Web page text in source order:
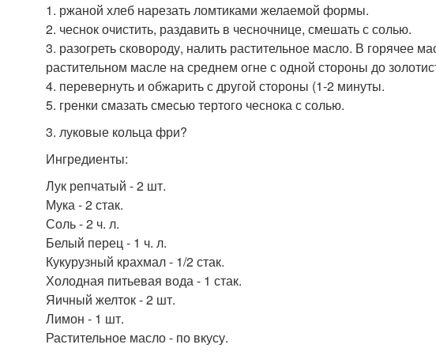
1. ржаной хлеб нарезать ломтиками желаемой формы.
2. чеснок очистить, раздавить в чесночнице, смешать с солью.
3. разогреть сковороду, налить растительное масло. В горячее
растительном масле на среднем огне с одной стороны до
4. перевернуть и обжарить с другой стороны (1-2 минуты.
5. гренки смазать смесью тертого чеснока с солью.
3. луковые кольца фри?
Ингредиенты:
Лук репчатый - 2 шт.
Мука - 2 стак.
Соль - 2 ч. л.
Белый перец - 1 ч. л.
Кукурузный крахмал - 1/2 стак.
Холодная питьевая вода - 1 стак.
Яичный желток - 2 шт.
Лимон - 1 шт.
Растительное масло - по вкусу.